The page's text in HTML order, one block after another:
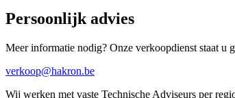
Persoonlijk advies
Meer informatie nodig? Onze verkoopdienst staat u
verkoop@hakron.be
Wij werken met vaste Technische Adviseurs per